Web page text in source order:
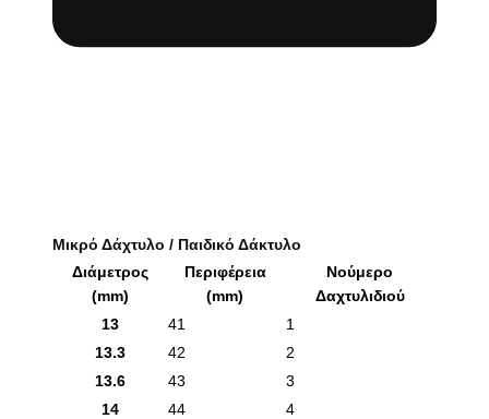
Μικρό Δάχτυλο / Παιδικό Δάκτυλο
Διάμετρος
(mm)
Περιφέρεια
(mm)
Νούμερο
Δαχτυλιδιού
13
41
1
13.3
42
2
13.6
43
3
14
44
4